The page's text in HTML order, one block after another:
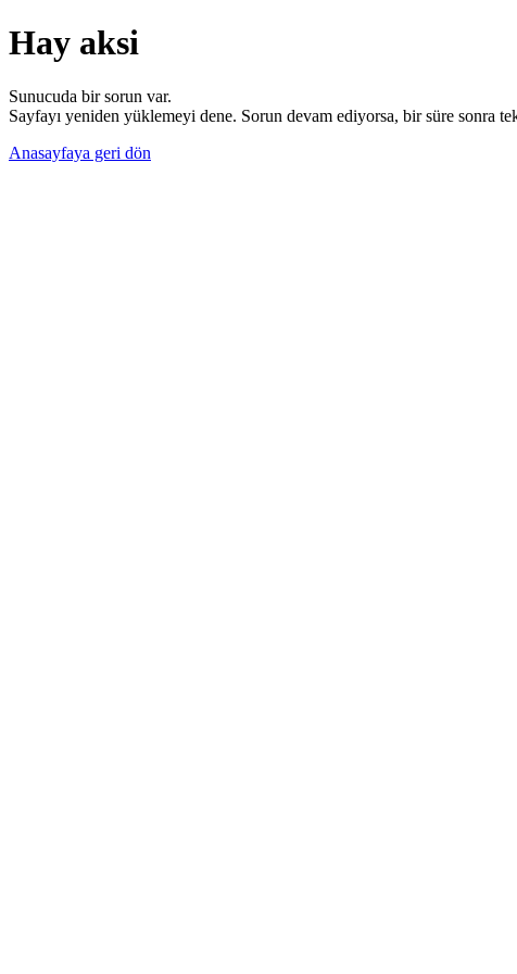
Hay aksi
Sunucuda bir sorun var.
Sayfayı yeniden yüklemeyi dene. Sorun devam ediyorsa, bir süre sonra
Anasayfaya geri dön